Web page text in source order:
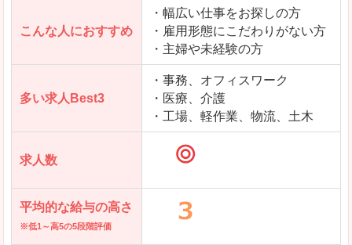
こんな人におすすめ
・幅広い仕事をお探しの方
・雇用形態にこだわりがない方
・主婦や未経験の方
多い求人Best3
・事務、オフィスワーク
・医療、介護
・工場、軽作業、物流、土木
求人数
平均的な給与の高さ
※低1～高5の5段階評価